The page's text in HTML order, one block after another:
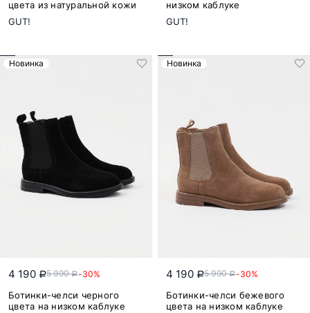
цвета из натуральной кожи
GUT!
низком каблуке
GUT!
Новинка
4 190 a5 990a-30%
Ботинки-челси черного
цвета на низком каблуке
Новинка
4 190 a5 990a-30%
Ботинки-челси бежевого
цвета на низком каблуке